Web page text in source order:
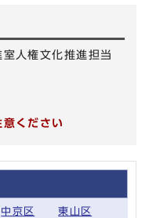
人権文化推進担当
ください
中京区 東山区